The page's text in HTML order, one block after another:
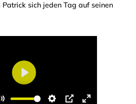
sich jeden Tag auf seinen
Play